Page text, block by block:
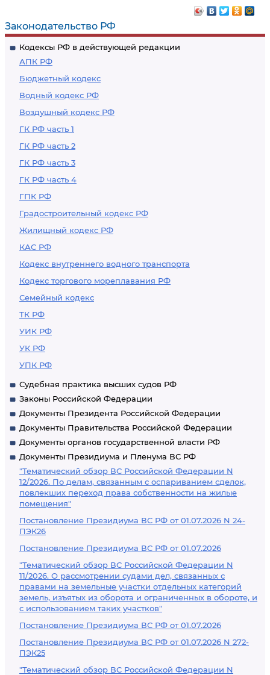
Законодательство РФ
Кодексы РФ в действующей редакции
АПК РФ
Бюджетный кодекс
Водный кодекс РФ
Воздушный кодекс РФ
ГК РФ часть 1
ГК РФ часть 2
ГК РФ часть 3
ГК РФ часть 4
ГПК РФ
Градостроительный кодекс РФ
Жилищный кодекс РФ
КАС РФ
Кодекс внутреннего водного транспорта
Кодекс торгового мореплавания РФ
Семейный кодекс
ТК РФ
УИК РФ
УК РФ
УПК РФ
Судебная практика высших судов РФ
Законы Российской Федерации
Документы Президента Российской Федерации
Документы Правительства Российской Федерации
Документы органов государственной власти РФ
Документы Президиума и Пленума ВС РФ
"Тематический обзор ВС Российской Федерации N
12/2026. По делам, связанным с оспариванием сделок,
повлекших переход права собственности на жилые
помещения"
Постановление Президиума ВС РФ от 01.07.2026 N 24-
ПЭК26
Постановление Президиума ВС РФ от 01.07.2026
"Тематический обзор ВС Российской Федерации N
11/2026. О рассмотрении судами дел, связанных с
правами на земельные участки отдельных категорий
земель, изъятых из оборота и ограниченных в обороте, и
с использованием таких участков"
Постановление Президиума ВС РФ от 01.07.2026
Постановление Президиума ВС РФ от 01.07.2026 N 272-
ПЭК25
"Тематический обзор ВС Российской Федерации N